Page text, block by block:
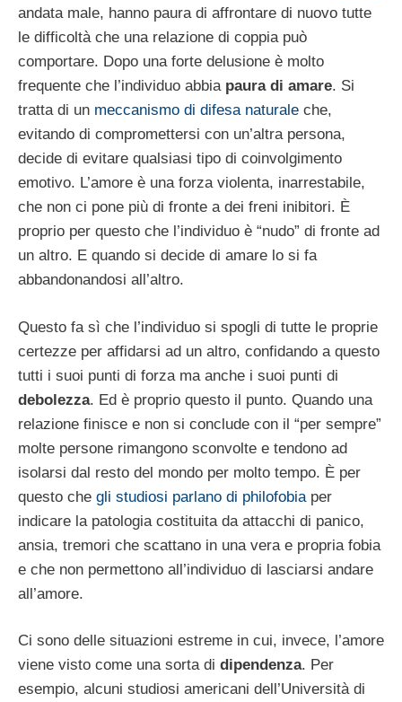
andata male, hanno paura di affrontare di nuovo tutte
le difficoltà che una relazione di coppia può
comportare. Dopo una forte delusione è molto
frequente che l’individuo abbia paura di amare. Si
tratta di un meccanismo di difesa naturale che,
evitando di compromettersi con un’altra persona,
decide di evitare qualsiasi tipo di coinvolgimento
emotivo. L’amore è una forza violenta, inarrestabile,
che non ci pone più di fronte a dei freni inibitori. È
proprio per questo che l’individuo è “nudo” di fronte ad
un altro. E quando si decide di amare lo si fa
abbandonandosi all’altro.
Questo fa sì che l’individuo si spogli di tutte le proprie
certezze per affidarsi ad un altro, confidando a questo
tutti i suoi punti di forza ma anche i suoi punti di
debolezza. Ed è proprio questo il punto. Quando una
relazione finisce e non si conclude con il “per sempre”
molte persone rimangono sconvolte e tendono ad
isolarsi dal resto del mondo per molto tempo. È per
questo che gli studiosi parlano di philofobia per
indicare la patologia costituita da attacchi di panico,
ansia, tremori che scattano in una vera e propria fobia
e che non permettono all’individuo di lasciarsi andare
all’amore.
Ci sono delle situazioni estreme in cui, invece, l’amore
viene visto come una sorta di dipendenza. Per
esempio, alcuni studiosi americani dell’Università di